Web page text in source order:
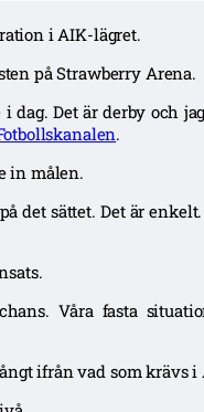
i AIK-lägret.
på Strawberry Arena.
Det är derby och
.
in målen.
det sättet. Det är
Våra fasta
ifrån vad som krävs i